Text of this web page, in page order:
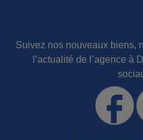
Suivez nos nouveaux biens,
l’actualité de l’agence à